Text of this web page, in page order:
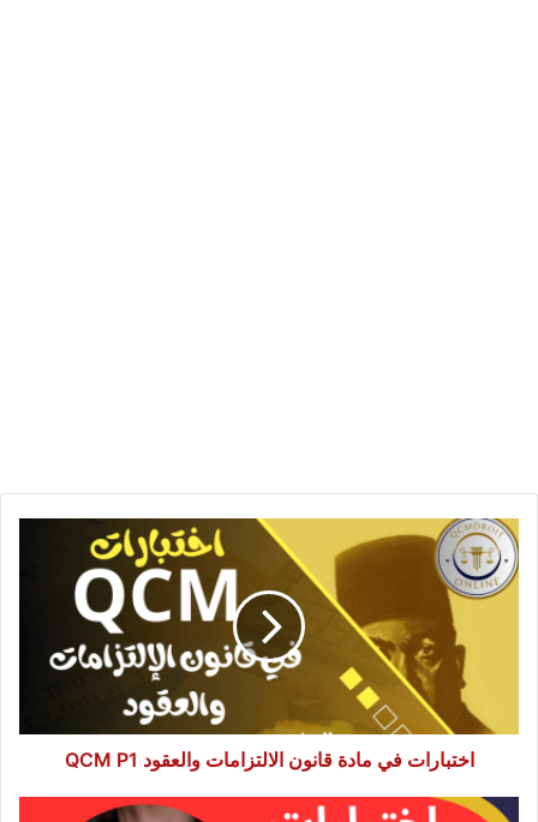
اختبارات
في
مادة
قانون
الالتزامات
اختبارات في مادة قانون الالتزامات والعقود QCM P1
اختبارات